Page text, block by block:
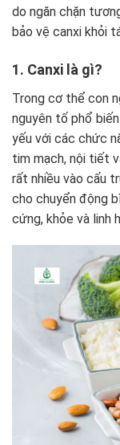
do ngăn chặn
bảo vệ canxi khỏi
1. Canxi là gì?
Trong cơ thể con
nguyên tố phổ
yếu với các chức
tim mạch, nội tiết
rất nhiều vào cấu
cho chuyển động
cứng, khỏe và linh